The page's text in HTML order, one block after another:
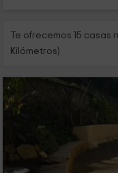
Te ofrecemos 15
Kilómetros)